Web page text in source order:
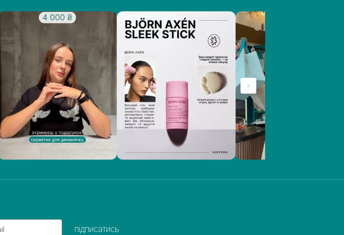
підписатись